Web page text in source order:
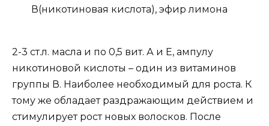
В(никотиновая кислота), эфир лимона
2-3 ст.л. масла и по 0,5 вит. А и Е, ампулу
никотиновой кислоты – один из витаминов
группы В. Наиболее необходимый для роста. К
тому же обладает раздражающим действием и
стимулирует рост новых волосков. После